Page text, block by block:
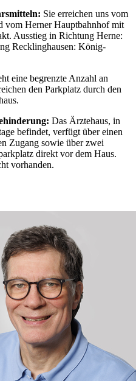
Sie erreichen uns vom
vom Herner Hauptbahnhof mit
Ausstieg in Richtung Herne:
Recklinghausen: König-
eine begrenzte Anzahl an
den Parkplatz durch den
Das Ärztehaus, in
befindet, verfügt über einen
Zugang sowie über zwei
direkt vor dem Haus.
vorhanden.